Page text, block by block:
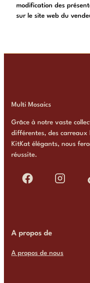
modification des
sur le site web du
Multi Mosaics
Grâce à notre vaste
différentes, des
KitKat élégants, nous
réussite.
A propos de
A propos de nous